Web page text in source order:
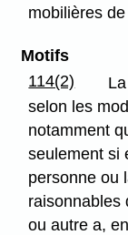
mobilières
Motifs
114(2)
selon les
notamment
seulement si
personne ou
raisonnables
ou autre a,